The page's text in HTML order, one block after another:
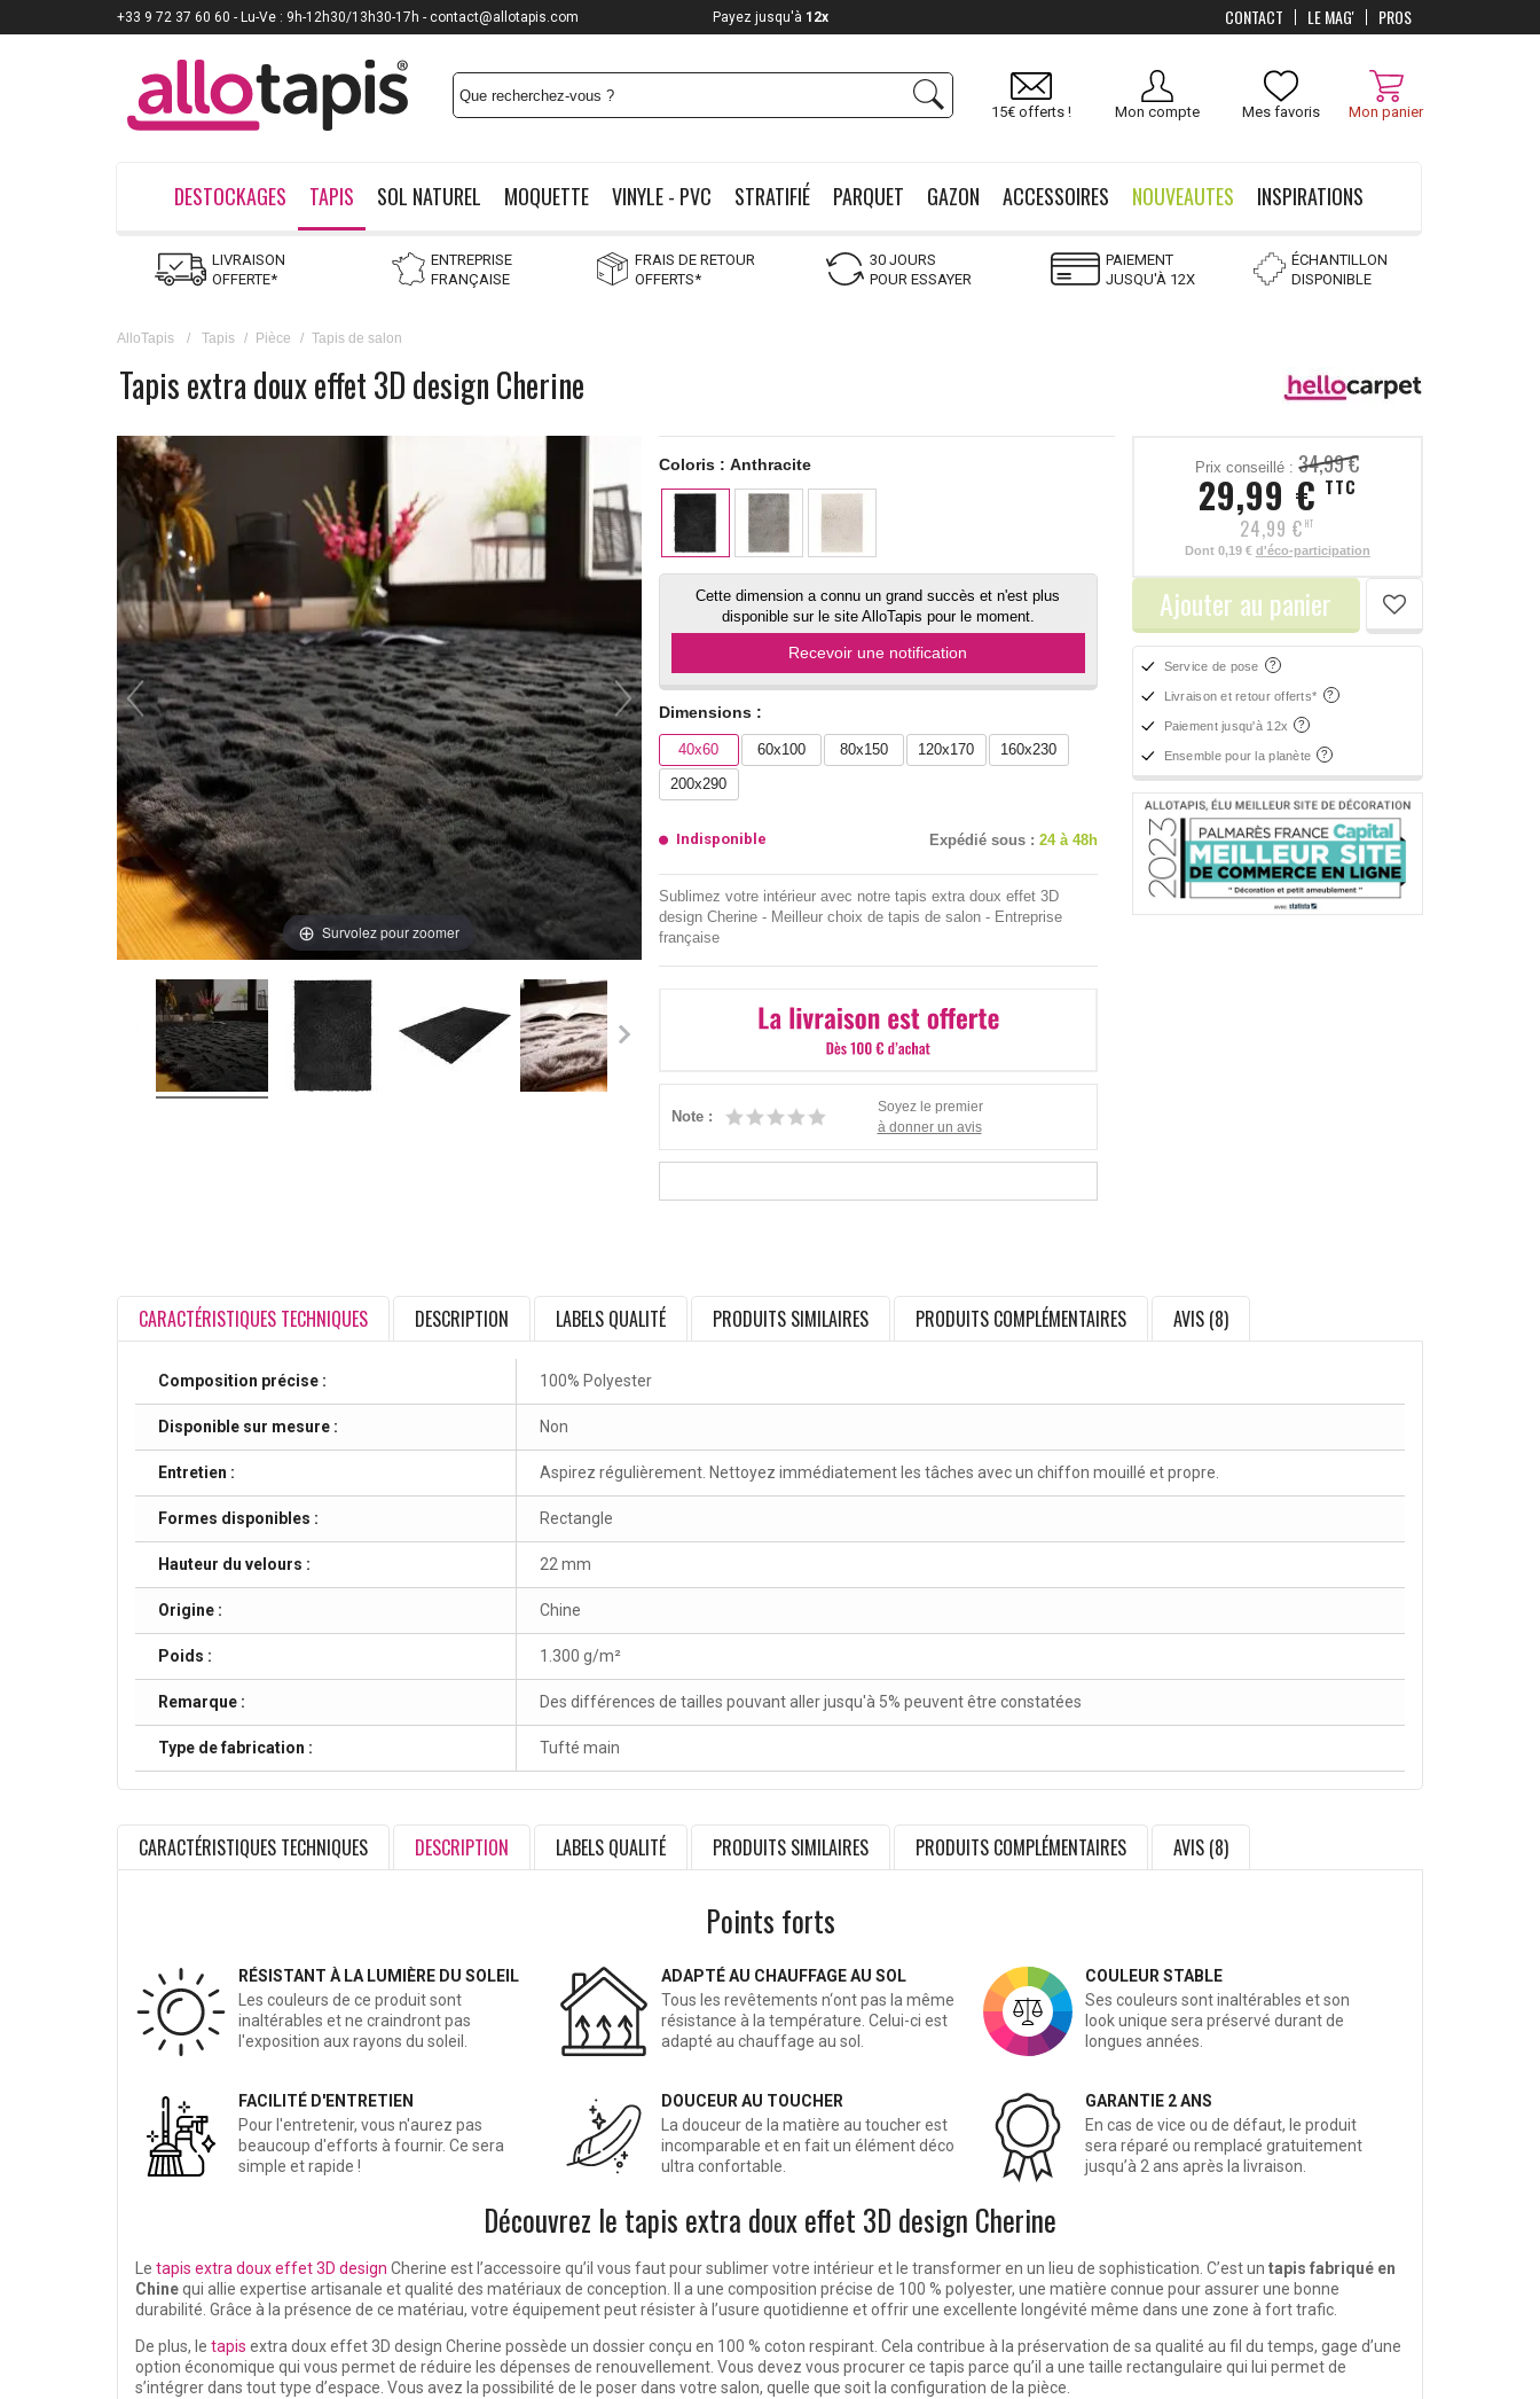
Mon panier
Mes favoris
Mon compte
15€ offerts !
DESTOCKAGES TAPIS SOL NATUREL MOQUETTE VINYLE - PVC STRATIFIÉ PARQUET GAZON ACCESSOIRES NOUVEAUTES INSPIRATIONS
LIVRAISON
OFFERTE*
ENTREPRISE
FRANÇAISE
FRAIS DE RETOUR
OFFERTS*
30 JOURS
POUR ESSAYER
PAIEMENT
JUSQU'À 12X
ÉCHANTILLON
DISPONIBLE
AlloTapis / Tapis / Pièce / Tapis de salon
Tapis extra doux effet 3D design Cherine
Survolez pour zoomer
Coloris : Anthracite
Cette dimension a connu un grand succès et n'est plus
disponible sur le site AlloTapis pour le moment.
Recevoir une notification
Dimensions :
40x60 60x100 80x150 120x170
160x230
200x290
Indisponible Expédié sous : 24 à 48h
Sublimez votre intérieur avec notre tapis extra doux effet 3D
design Cherine - Meilleur choix de tapis de salon - Entreprise
française
Note :
Soyez le premier
à donner un avis
Prix conseillé :34,99 €
29,99 € TTC
24,99 € HT
Dont 0,19 € d'éco-participation
Ajouter au panier
Service de pose
Livraison et retour offerts*
Paiement jusqu'à 12x
Ensemble pour la planète
CARACTÉRISTIQUES TECHNIQUES DESCRIPTION LABELS QUALITÉ PRODUITS SIMILAIRES PRODUITS COMPLÉMENTAIRES AVIS (8)
Composition précise : 100% Polyester
Disponible sur mesure : Non
Entretien : Aspirez régulièrement. Nettoyez immédiatement les tâches avec un chiffon mouillé et propre.
Formes disponibles : Rectangle
Hauteur du velours : 22 mm
Origine : Chine
Poids : 1.300 g/m²
Remarque : Des différences de tailles pouvant aller jusqu'à 5% peuvent être constatées
Type de fabrication : Tufté main
CARACTÉRISTIQUES TECHNIQUES DESCRIPTION LABELS QUALITÉ PRODUITS SIMILAIRES PRODUITS COMPLÉMENTAIRES AVIS (8)
Points forts
RÉSISTANT À LA LUMIÈRE DU SOLEIL
Les couleurs de ce produit sont
inaltérables et ne craindront pas
l'exposition aux rayons du soleil.
ADAPTÉ AU CHAUFFAGE AU SOL
Tous les revêtements n‘ont pas la même
résistance à la température. Celui-ci est
adapté au chauffage au sol.
COULEUR STABLE
Ses couleurs sont inaltérables et son
look unique sera préservé durant de
longues années.
FACILITÉ D'ENTRETIEN
Pour l'entretenir, vous n'aurez pas
beaucoup d'efforts à fournir. Ce sera
simple et rapide !
DOUCEUR AU TOUCHER
La douceur de la matière au toucher est
incomparable et en fait un élément déco
ultra confortable.
GARANTIE 2 ANS
En cas de vice ou de défaut, le produit
sera réparé ou remplacé gratuitement
jusqu’à 2 ans après la livraison.
Découvrez le tapis extra doux effet 3D design Cherine
Le tapis extra doux effet 3D design Cherine est l’accessoire qu’il vous faut pour sublimer votre intérieur et le transformer en un lieu de sophistication. C’est un tapis fabriqué en
Chinequi allie expertise artisanale et qualité des matériaux de conception. Il a une composition précise de 100 % polyester, une matière connue pour assurer une bonne
durabilité. Grâce à la présence de ce matériau, votre équipement peut résister à l’usure quotidienne et offrir une excellente longévité même dans une zone à fort trafic.
De plus, le tapis extra doux effet 3D design Cherine possède un dossier conçu en 100 % coton respirant. Cela contribue à la préservation de sa qualité au fil du temps, gage d’une
option économique qui vous permet de réduire les dépenses de renouvellement. Vous devez vous procurer ce tapis parce qu’il a une taille rectangulaire qui lui permet de
s’intégrer dans tout type d’espace. Vous avez la possibilité de le poser dans votre salon, quelle que soit la configuration de la pièce.
PROS
LE MAG'
CONTACT
+33 9 72 37 60 60 - Lu-Ve : 9h-12h30/13h30-17h - contact@allotapis.com Payez jusqu'à 12x OFFERTSdès 100 €